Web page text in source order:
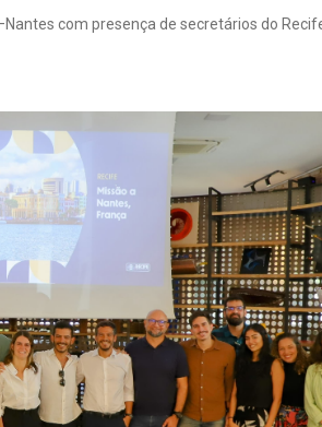
sobre
com presença de secretários do